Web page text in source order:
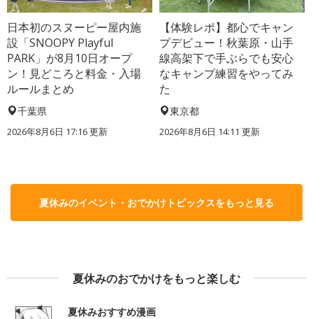
日本初のスヌーピー屋内施
設「SNOOPY Playful
PARK」が8月10日オープ
ン！見どころと料金・入場
ルールまとめ
千葉県
2026年8月6日 17:16更新
【体験レポ】都心でキャン
プデビュー！秋葉原・山手
線高架下で手ぶらでも安心
なキャンプ練習をやってみ
た
東京都
2026年8月6日 14:11 更新
夏休みのイベント・おでかけトピックスをもっと見る
夏休みのおでかけをもっと楽しむ
夏休みおすすめ漫画